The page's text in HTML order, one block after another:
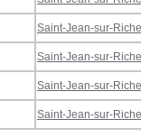
Saint-Jean-sur-
Saint-Jean-sur-
Saint-Jean-sur-
Saint-Jean-sur-